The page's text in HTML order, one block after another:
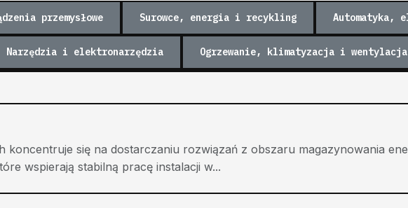
przemysłowe Surowce, energia i recykling Automatyka,
Narzędzia i elektronarzędzia Ogrzewanie, klimatyzacja i wentylacja
koncentruje się na dostarczaniu rozwiązań z obszaru magazynowania
wspierają stabilną pracę instalacji w...